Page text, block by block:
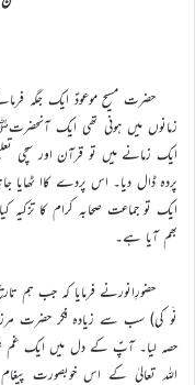
حضرت مسیح موعودؑ ایک جگہ
زمانوں میں ہونی تھی ایک
ایک زمانے میں تو قرآن اور سچی
پردہ ڈال دیا۔ اس پردے کاا
ایک تو جماعت صحابہ کرام کا تزکیہ
بھم آیا ہے۔
حضورِانورنے فرمایا کہ جب ہم
نَو کی) سب سے زیادہ فکر حضرت مرزا
حصہ لیا۔ آپؑ کے دل میں ایک غم
اللہ تعالیٰ کے اس خوبصورت